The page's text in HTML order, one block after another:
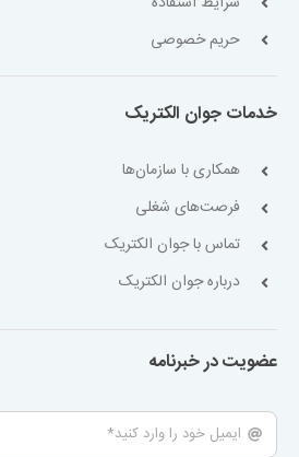
حریم خصوصی
خدمات جوان الکتریک
همکاری با سازمان‌ها
فرصت‌های شغلی
تماس با جوان الکتریک
درباره جوان الکتریک
عضویت در خبرنامه